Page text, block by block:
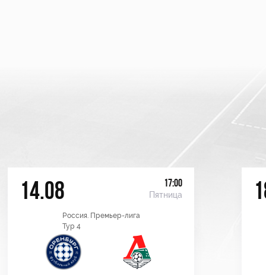
14.08 17:00
Пятница
Россия. Премьер-лига
Тур 4